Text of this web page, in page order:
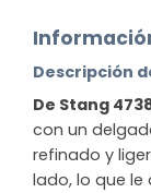
Descripción
De Stang
con un
refinado y
lado, lo que